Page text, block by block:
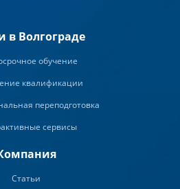
в Волгограде
обучение
квалификации
переподготовка
сервисы
Статьи